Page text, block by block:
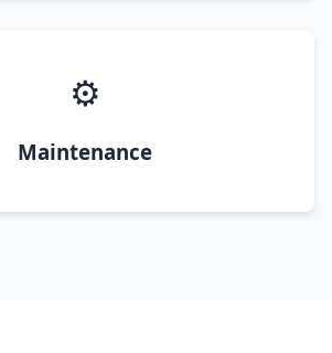
⚙️
Maintenance